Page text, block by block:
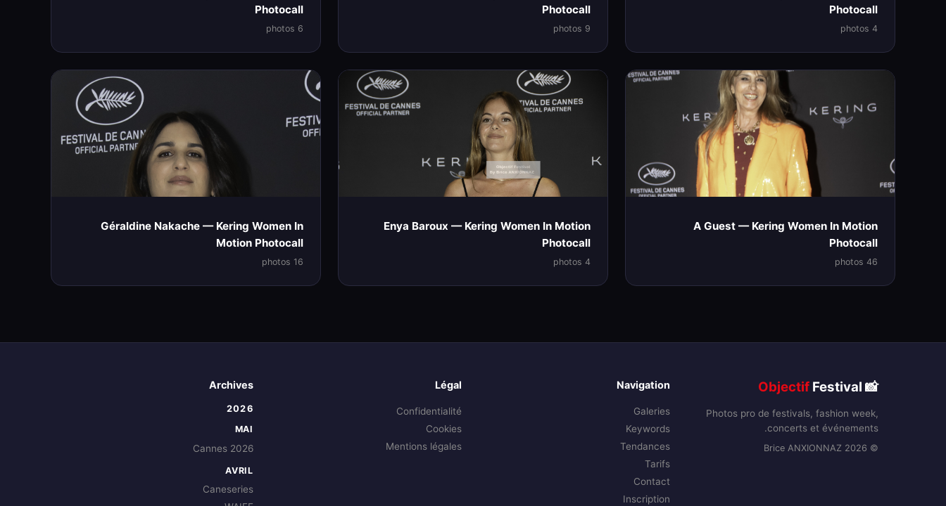
Photocall
4 photos
Photocall
9 photos
Photocall
6 photos
A Guest — Kering Women In Motion
Photocall
46 photos
Enya Baroux — Kering Women In Motion
Photocall
4 photos
Géraldine Nakache — Kering Women In
Motion Photocall
16 photos
📸
Objectif Festival
Photos pro de festivals, fashion week,
concerts et événements.
© 2026 Brice ANXIONNAZ
Navigation
Galeries
Keywords
Tendances
Tarifs
Contact
Inscription
Légal
Confidentialité
Cookies
Mentions légales
Archives
2026
MAI
Cannes 2026
AVRIL
Caneseries